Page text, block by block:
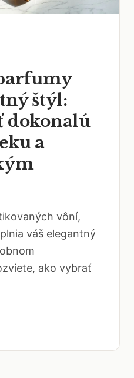
štýl:
dokonalú
a
vôní,
váš elegantný
ako vybrať